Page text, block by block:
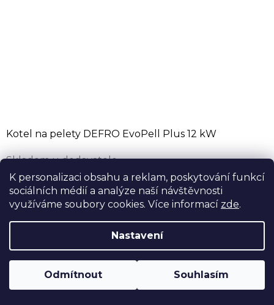
K personalizaci obsahu a reklam, poskytování funkcí
sociálních médií a analýze naší návštěvnosti
využíváme soubory cookies. Více informací zde.
Nastavení
Odmítnout Souhlasím
Kotel na pelety DEFRO EvoPell Plus 12 kW
Skladem u dodavatele
od 89 988 Kč bez DPH
od108 885 Kč
Automatický kotel na pelety DEFRO EvoPell Plus 12
kW - evropský bestseller do malých kotelen ve verzi
Plus s násypkou na 135 kg pelet. Odtahový ventilátor,
samočistící hořák a...